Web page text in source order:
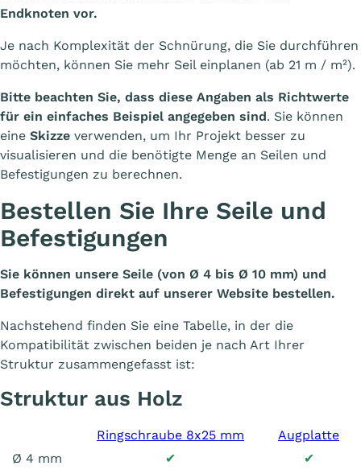
Endknoten vor.
Je nach Komplexität der Schnürung, die Sie durchführen
möchten, können Sie mehr Seil einplanen (ab 21 m / m²).
Bitte beachten Sie, dass diese Angaben als Richtwerte
für ein einfaches Beispiel angegeben sind. Sie können
eine Skizze verwenden, um Ihr Projekt besser zu
visualisieren und die benötigte Menge an Seilen und
Befestigungen zu berechnen.
Bestellen Sie Ihre Seile und
Befestigungen
Sie können unsere Seile (von Ø 4 bis Ø 10 mm) und
Befestigungen direkt auf unserer Website bestellen.
Nachstehend finden Sie eine Tabelle, in der die
Kompatibilität zwischen beiden je nach Art Ihrer
Struktur zusammengefasst ist:
Struktur aus Holz
Ringschraube 8x25 mm
Augplatte
Ø 4 mm
✔
✔